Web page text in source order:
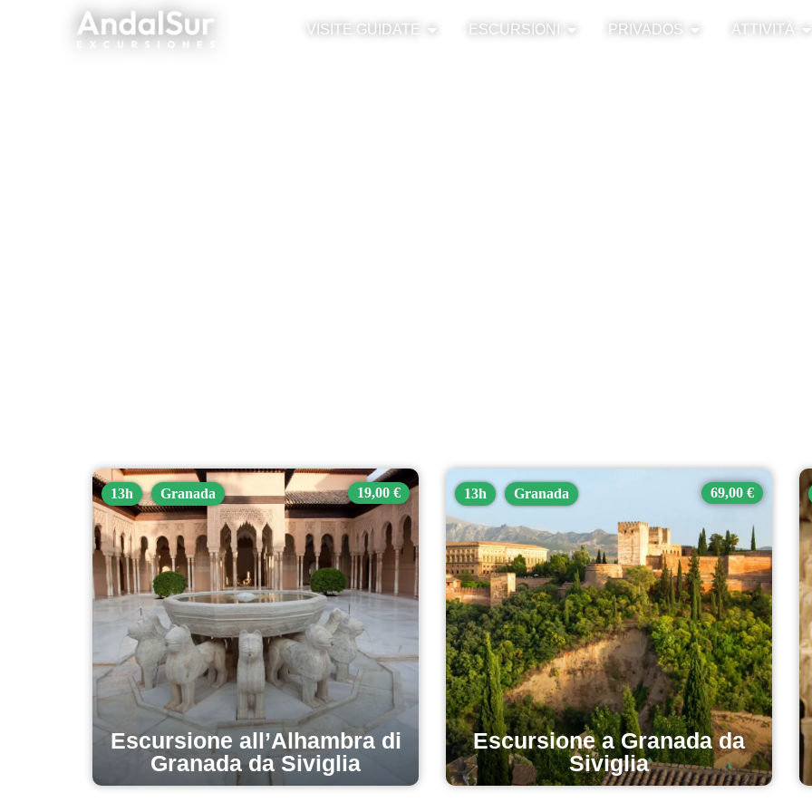
VISITE GUIDATE ESCURSIONI PRIVADOS ATTIVITÀ
13h Granada 19,00 €
Escursione all’Alhambra di
Granada da Siviglia
13h Granada 69,00 €
Escursione a Granada da
Siviglia